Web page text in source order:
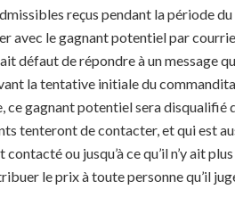
reçus pendant la période
avec le gagnant potentiel par
défaut de répondre à un message
la tentative initiale du
ce gagnant potentiel sera disqualifié
tenteront de contacter, et qui est
contacté ou jusqu’à ce qu’il n’y ait
le prix à toute personne qu’il